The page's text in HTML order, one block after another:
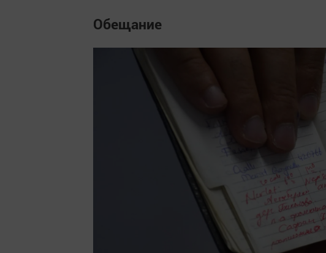
Обещание